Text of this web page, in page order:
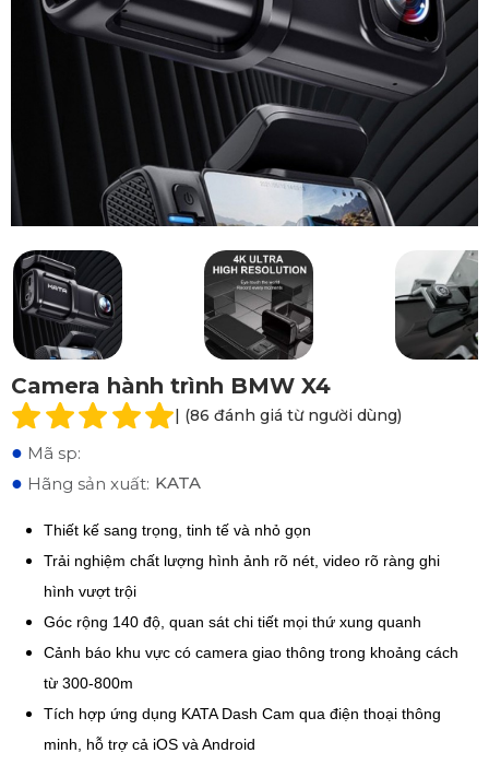
Camera hành trình BMW X4
| (86 đánh giá từ người dùng)
● Mã sp:
● Hãng sản xuất: KATA
Thiết kế sang trọng, tinh tế và nhỏ gọn
Trải nghiệm chất lượng hình ảnh rõ nét, video rõ ràng ghi
hình vượt trội
Góc rộng 140 độ, quan sát chi tiết mọi thứ xung quanh
Cảnh báo khu vực có camera giao thông trong khoảng cách
từ 300-800m
Tích hợp ứng dụng KATA Dash Cam qua điện thoại thông
minh, hỗ trợ cả iOS và Android